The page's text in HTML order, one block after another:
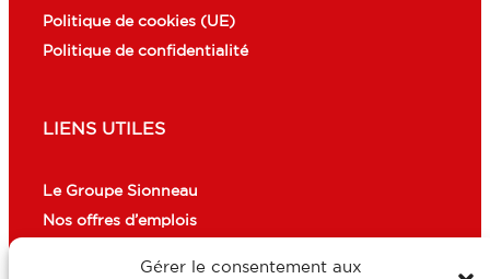
Gérer le consentement aux
Politique de cookies (UE)
Politique de confidentialité
LIENS UTILES
Le Groupe Sionneau
Nos offres d’emplois